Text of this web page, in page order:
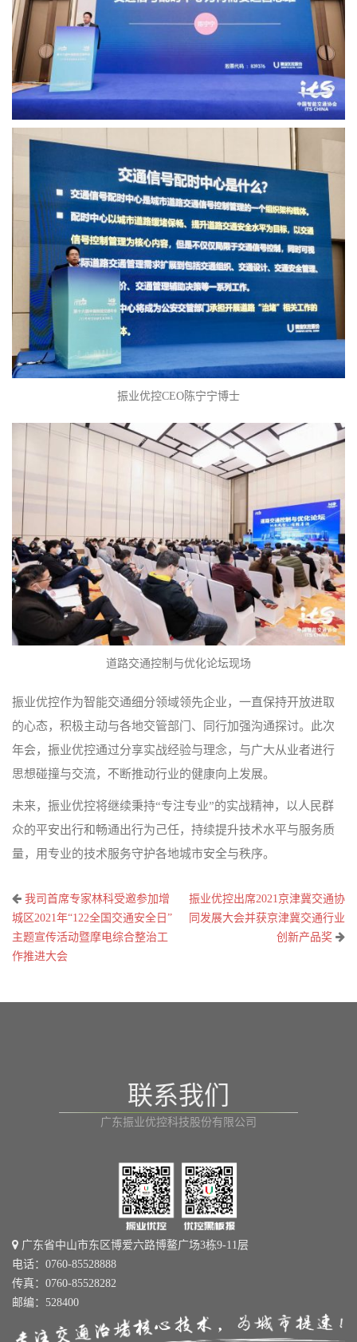
振业优控CEO陈宁宁博士
道路交通控制与优化论坛现场
振业优控作为智能交通细分领域领先企业，一直保持开放进取
的心态，积极主动与各地交管部门、同行加强沟通探讨。此次
年会，振业优控通过分享实战经验与理念，与广大从业者进行
思想碰撞与交流，不断推动行业的健康向上发展。
未来，振业优控将继续秉持“专注专业”的实战精神，以人民群
众的平安出行和畅通出行为己任，持续提升技术水平与服务质
量，用专业的技术服务守护各地城市安全与秩序。
文
章
导
航
我司首席专家林科受邀参加增
城区2021年“122全国交通安全日”
主题宣传活动暨摩电综合整治工
作推进大会
振业优控出席2021京津冀交通协
同发展大会并获京津冀交通行业
创新产品奖
联系我们
广东振业优控科技股份有限公司
广东省中山市东区博爱六路博鳌广场3栋9-11层
电话：0760-85528888
传真：0760-85528282
邮编：528400